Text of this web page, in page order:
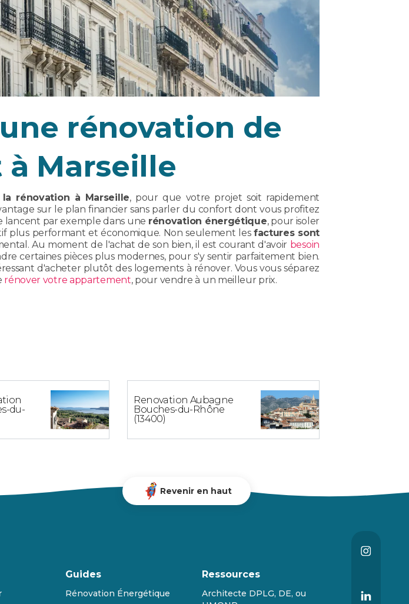
rénovation de
Marseille
rénovation à Marseille, pour que votre projet soit rapidement
sur le plan financier sans parler du confort dont vous profitez
lancent par exemple dans une rénovation énergétique, pour isoler
plus performant et économique. Non seulement les factures sont
Au moment de l'achat de son bien, il est courant d'avoir besoin
certaines pièces plus modernes, pour s'y sentir parfaitement bien.
d'acheter plutôt des logements à rénover. Vous vous séparez
rénover votre appartement, pour vendre à un meilleur prix.
du-
Renovation Aubagne
Bouches-du-Rhône
(13400)
Revenir en haut
Guides
Rénovation Énergétique
Ressources
Architecte DPLG, DE, ou